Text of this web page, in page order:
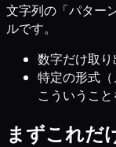
文字列の「パター
ルです。
数字だけ取り
特定の形式
こういうこと
まずこれだ